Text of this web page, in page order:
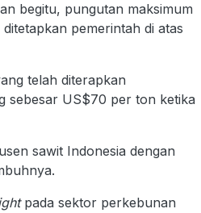
begitu, pungutan maksimum
pemerintah di atas
telah diterapkan
sebesar US$70 per ton ketika
sawit Indonesia dengan
pada sektor perkebunan